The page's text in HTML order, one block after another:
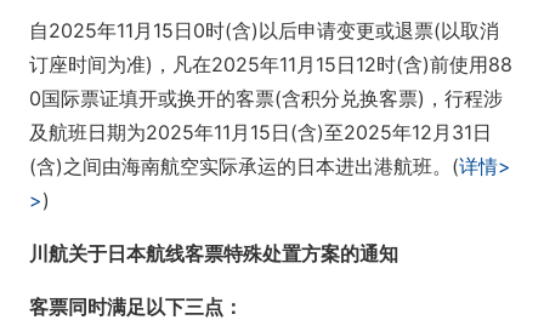
自2025年11月15日0时(含)以后申请变更或退票(以取消
订座时间为准)，凡在2025年11月15日12时(含)前使用88
0国际票证填开或换开的客票(含积分兑换客票)，行程涉
及航班日期为2025年11月15日(含)至2025年12月31日
(含)之间由海南航空实际承运的日本进出港航班。(详情>
>)
川航关于日本航线客票特殊处置方案的通知
客票同时满足以下三点：